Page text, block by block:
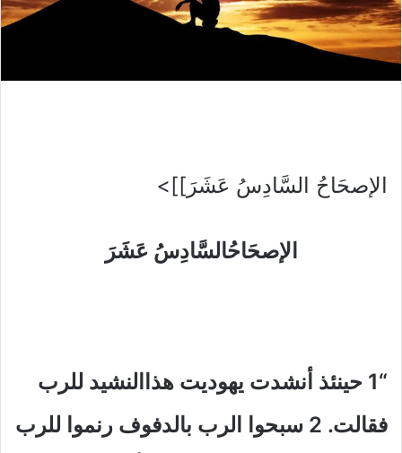
الإصحَاحُ السَّادِسُ عَشَرَ]]>
الإصحَاحُالسَّادِسُ عَشَرَ
“1
حينئذ أنشدت يهوديت هذاالنشيد للرب
فقالت.
2 سبحوا الرب بالدفوف رنموا للرب